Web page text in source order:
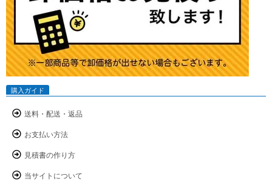
購入ガイド
送料・配送・返品
お支払い方法
見積書の作り方
当サイトについて